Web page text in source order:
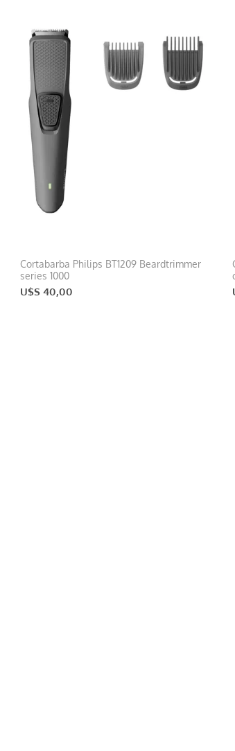
Cortabarba Philips BT1209 Beardtrimmer
series 1000
U$S 40,00